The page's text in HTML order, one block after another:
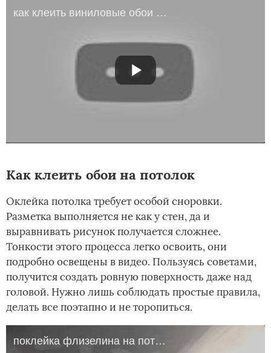
как клеить виниловые обои на флизелиновой основе
Как клеить обои на потолок
Оклейка потолка требует особой сноровки.
Разметка выполняется не как у стен, да и
выравнивать рисунок получается сложнее.
Тонкости этого процесса легко освоить, они
подробно освещены в видео. Пользуясь советами,
получится создать ровную поверхность даже над
головой. Нужно лишь соблюдать простые правила,
делать все поэтапно и не торопиться.
поклейка флизелина на потолок.MOV